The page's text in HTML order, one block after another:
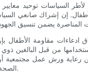
لأطر السياسات توحيد
إن إشراك صانعي
ادعاءات مقاومة الأطفال
من قبل البالغين ذوي
ورش عمل مجتمعية أو
الصحة العامة المصداقية والبيانات اللازمة للتوعية الموجهة.